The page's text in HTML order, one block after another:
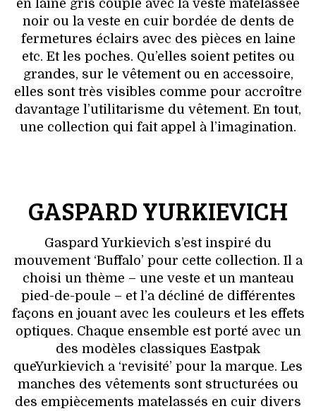
en laine gris couplé avec la veste matelassée
noir ou la veste en cuir bordée de dents de
fermetures éclairs avec des pièces en laine
etc. Et les poches. Qu’elles soient petites ou
grandes, sur le vêtement ou en accessoire,
elles sont très visibles comme pour accroître
davantage l’utilitarisme du vêtement. En tout,
une collection qui fait appel à l’imagination.
GASPARD YURKIEVICH
Gaspard Yurkievich s’est inspiré du
mouvement ‘Buffalo’ pour cette collection. Il a
choisi un thème – une veste et un manteau
pied-de-poule – et l’a décliné de différentes
façons en jouant avec les couleurs et les effets
optiques. Chaque ensemble est porté avec un
des modèles classiques Eastpak
queYurkievich a ‘revisité’ pour la marque. Les
manches des vêtements sont structurées ou
des empiècements matelassés en cuir divers